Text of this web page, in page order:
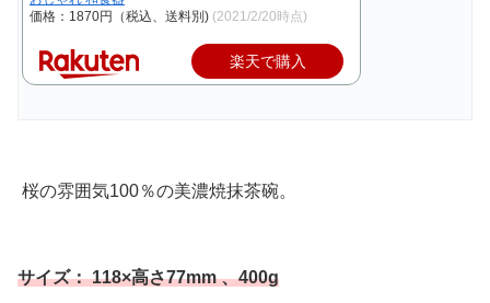
価格：1870円（税込、送料別) (2021/2/20時点)
楽天で購入
桜の雰囲気100％の美濃焼抹茶碗。
サイズ： 118×高さ77mm 、400g